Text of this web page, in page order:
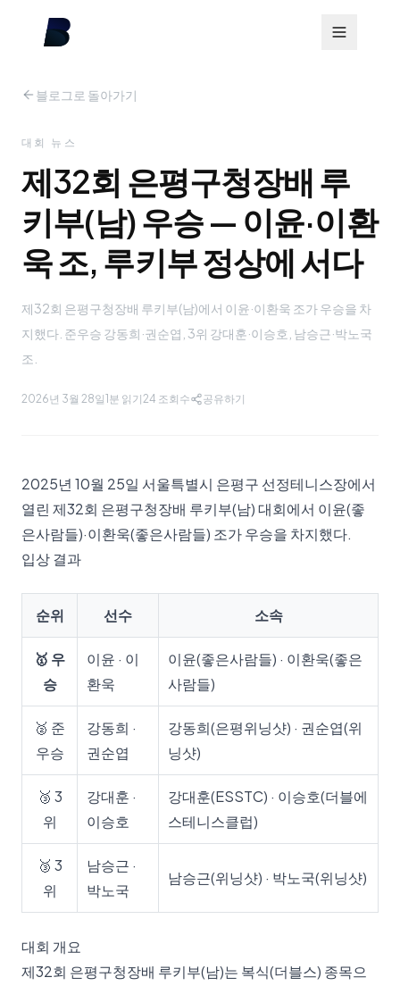
블로그로 돌아가기
대회 뉴스
제32회 은평구청장배 루
키부(남) 우승 — 이윤·이환
욱 조, 루키부 정상에 서다
제32회 은평구청장배 루키부(남)에서 이윤·이환욱 조가 우승을 차
지했다. 준우승 강동희·권순엽, 3위 강대훈·이승호, 남승근·박노국
조.
2026년 3월 28일1분 읽기24 조회수 공유하기
2025년 10월 25일 서울특별시 은평구 선정테니스장에서
열린 제32회 은평구청장배 루키부(남) 대회에서 이윤(좋
은사람들)·이환욱(좋은사람들) 조가 우승을 차지했다.
입상 결과
순위 선수 소속
🥇 우
승
이윤 · 이
환욱
이윤(좋은사람들) · 이환욱(좋은
사람들)
🥈 준
우승
강동희 ·
권순엽
강동희(은평위닝샷) · 권순엽(위
닝샷)
🥉 3
위
강대훈 ·
이승호
강대훈(ESSTC) · 이승호(더블에
스테니스클럽)
🥉 3
위
남승근 ·
박노국
남승근(위닝샷) · 박노국(위닝샷)
대회 개요
제32회 은평구청장배 루키부(남)는 복식(더블스) 종목으